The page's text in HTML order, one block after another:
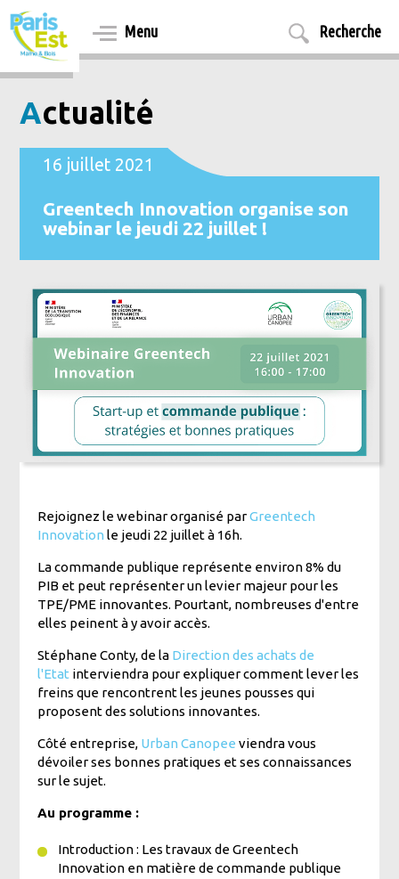
Aller
au
contenu
principal
Menu Recherche
Actualité
16 juillet 2021
Greentech Innovation organise son
webinar le jeudi 22 juillet !
Rejoignez le webinar organisé parGreentech
Innovation le jeudi 22 juillet à 16h.
La commande publique représente environ 8% du
PIB et peut représenter un levier majeur pour les
TPE/PME innovantes. Pourtant, nombreuses d'entre
elles peinent à y avoir accès.
Stéphane Conty, de la Direction des achats de
l'Etat interviendra pour expliquer comment lever les
freins que rencontrent les jeunes pousses qui
proposent des solutions innovantes.
Côté entreprise, Urban Canopee viendra vous
dévoiler ses bonnes pratiques et ses connaissances
sur le sujet.
Au programme :
Introduction : Les travaux de Greentech
Innovation en matière de commande publique